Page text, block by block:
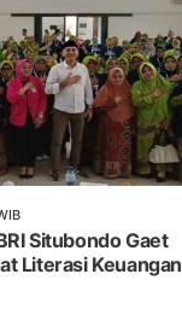
Situbondo Gaet
Literasi Keuangan